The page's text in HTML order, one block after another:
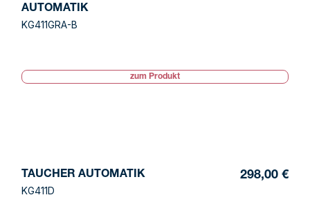
AUTOMATIK
KG411GRA-B
zum Produkt
TAUCHER AUTOMATIK
KG411D
298,00 €